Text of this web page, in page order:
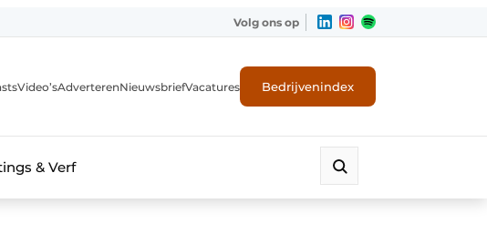
Volg ons op
Video’sAdverterenNieuwsbriefVacatures Bedrijvenindex
& Verf